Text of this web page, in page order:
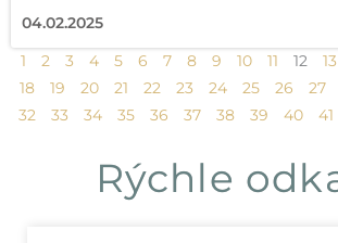
04.02.2025
1 2 3 4 5 6 7 8 9 10 11 12 13
18
19 20 21 22 23 24 25 26 27
32
33 34 35 36 37 38 39 40 41
Rýchle